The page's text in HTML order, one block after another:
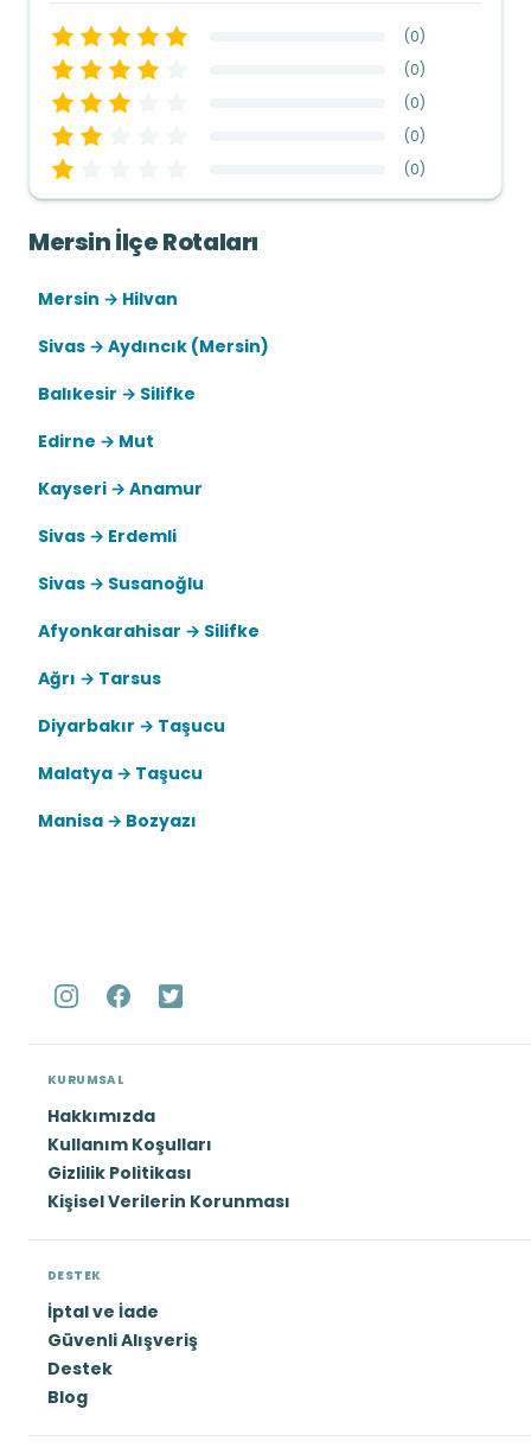
(0)
(0)
(0)
(0)
(0)
Mersin İlçe Rotaları
Mersin → Hilvan
Sivas → Aydıncık (Mersin)
Balıkesir → Silifke
Edirne → Mut
Kayseri → Anamur
Sivas → Erdemli
Sivas → Susanoğlu
Afyonkarahisar → Silifke
Ağrı → Tarsus
Diyarbakır → Taşucu
Malatya → Taşucu
Manisa → Bozyazı
KURUMSAL
Hakkımızda
Kullanım Koşulları
Gizlilik Politikası
Kişisel Verilerin Korunması
DESTEK
İptal ve İade
Güvenli Alışveriş
Destek
Blog